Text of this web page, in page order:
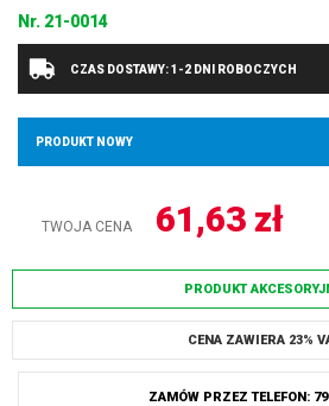
Nr. 21-0014
CZAS DOSTAWY: 1-2 DNI ROBOCZYCH
PRODUKT NOWY
TWOJA CENA 61,63 zł
PRODUKT
CENA ZAWIERA 23%
ZAMÓW PRZEZ TELEFON: